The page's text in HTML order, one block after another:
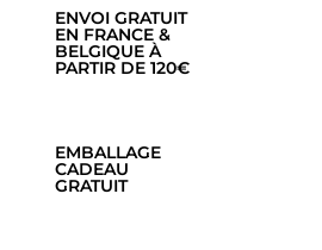
ENVOI GRATUIT
EN FRANCE &
BELGIQUE À
PARTIR DE 120€
EMBALLAGE
CADEAU
GRATUIT